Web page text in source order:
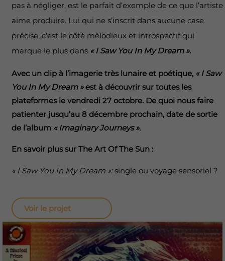
pas à négliger, est le parfait d’exemple de ce que l’artiste
aime produire. Lui qui ne s’inscrit dans aucune case
précise, c’est le côté mélodieux et introspectif qui
marque le plus dans « I Saw You In My Dream ».
Avec un clip à l’imagerie très lunaire et poétique, « I Saw
You In My Dream »est à découvrir sur toutes les
plateformes le vendredi 27 octobre. De quoi nous faire
patienter jusqu’au 8 décembre prochain, date de sortie
de l’album « Imaginary Journeys ».
En savoir plus sur The Art Of The Sun :
« I Saw You In My Dream »:single ou voyage sensoriel ?
Voir le projet